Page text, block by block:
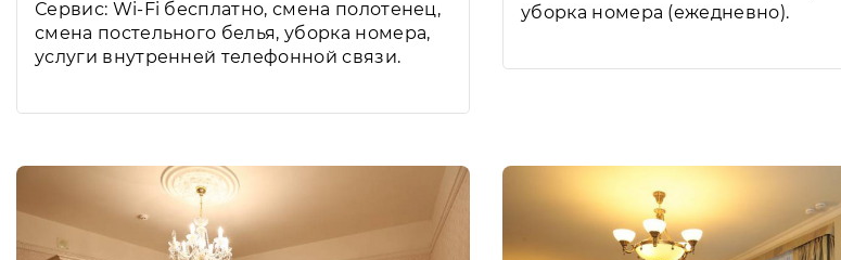
Сервис: Wi-Fi бесплатно, смена полотенец,
смена постельного белья, уборка номера,
услуги внутренней телефонной связи.
уборка номера (ежедневно).